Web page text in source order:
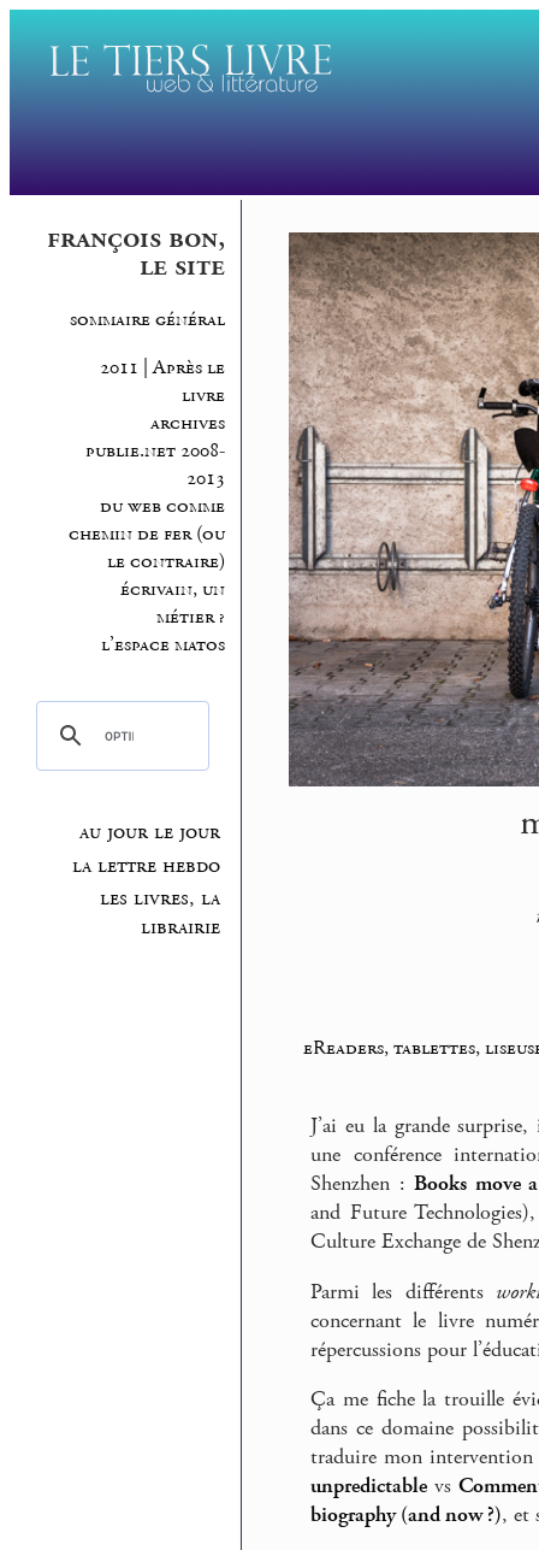
françois bon,
le site
sommaire général
2011 | Après le
livre
archives
publie.net 2008-
2013
du web comme
chemin de fer (ou
le contraire)
écrivain, un
métier ?
l’espace matos
au jour le jour
la lettre hebdo
les livres, la
librairie
eReaders, tablettes,
J’ai eu la grande
une conférence
Shenzhen :Books move
and Future
Culture Exchange de
Parmi les différents
concernant le livre
répercussions pour
Ça me fiche la trouille
dans ce domaine
traduire mon intervention
unpredictable vs
biography (and now ?), et